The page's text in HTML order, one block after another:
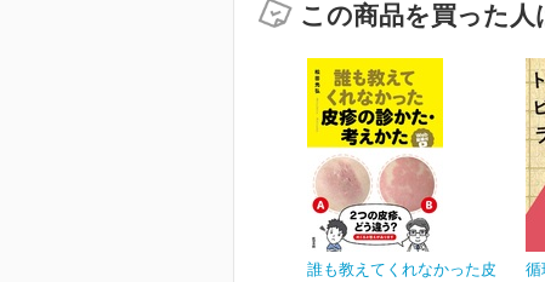
この商品を買った人
誰も教えてくれなかった皮
循